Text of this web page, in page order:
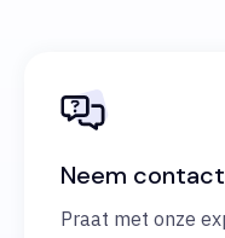
Neem
Praat met onze